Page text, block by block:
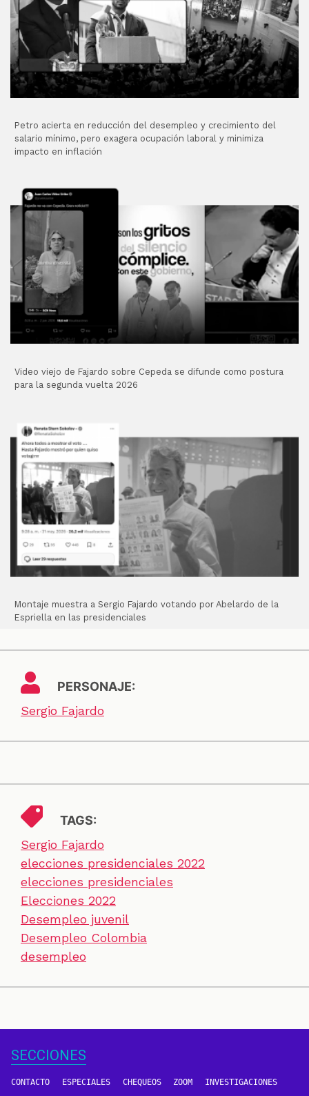
Petro acierta en reducción del desempleo y crecimiento del
salario mínimo, pero exagera ocupación laboral y minimiza
impacto en inflación
Video viejo de Fajardo sobre Cepeda se difunde como postura
para la segunda vuelta 2026
Montaje muestra a Sergio Fajardo votando por Abelardo de la
Espriella en las presidenciales
PERSONAJE:
Sergio Fajardo
TAGS:
Sergio Fajardo
elecciones presidenciales 2022
elecciones presidenciales
Elecciones 2022
Desempleo juvenil
Desempleo Colombia
desempleo
SECCIONES
CONTACTO ESPECIALES CHEQUEOS ZOOM INVESTIGACIONES